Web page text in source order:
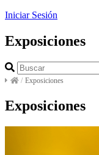
Iniciar Sesión
Exposiciones
/ Exposiciones
Exposiciones